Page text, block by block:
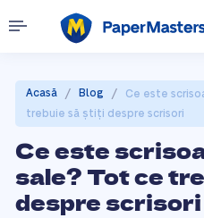
Acasă / Blog /
Ce este
trebuie să știți despre scrisori
Ce este
sale? Tot ce
despre scrisori